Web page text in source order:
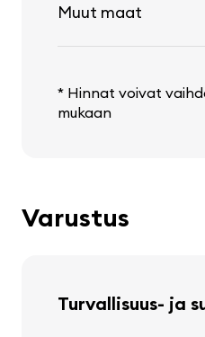
Muut maat
* Hinnat voivat
mukaan
Varustus
Turvallisuus- ja